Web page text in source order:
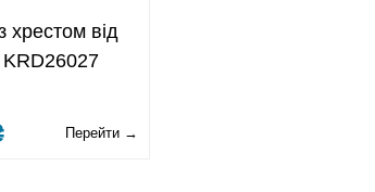
хрестом від
Перейти →